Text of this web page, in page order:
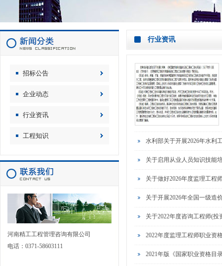
招标公告
企业动态
行业资讯
工程知识
河南精工工程管理咨询有限公司
电话：0371-58603111
行业资讯
水利部关于开展2026年水利
关于启用从业人员知识技能
关于做好2026年度监理工程
关于开展2026年全国一级造
关于2022年度咨询工程师(
2022年度监理工程师职业资
2021年版《国家职业资格目